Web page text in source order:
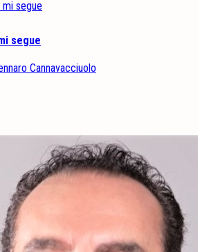
segue
Cannavacciuolo